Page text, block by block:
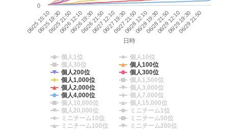
日時
06/25 15:10 06/27 19:30 06/29 21:50
06/25 19:30
06/25 21:50
06/26 12:10
06/26 19:30
06/26 21:50
06/27 12:1006/27 21:50
06/28 12:10
06/28 19:30
06/28 21:50
06/29 12:10
06/29 19:30
0
個人1位
個人10位
個人30位
個人100位
個人200位
個人300位
個人1,000位
個人1,500位
個人2,000位
個人3,000位
個人4,000位
個人7,000位
個人10,000位
個人15,000位
個人20,000位
ミニチーム1位
ミニチーム10位
ミニチーム50位
ミニチーム100位
ミニチーム200位